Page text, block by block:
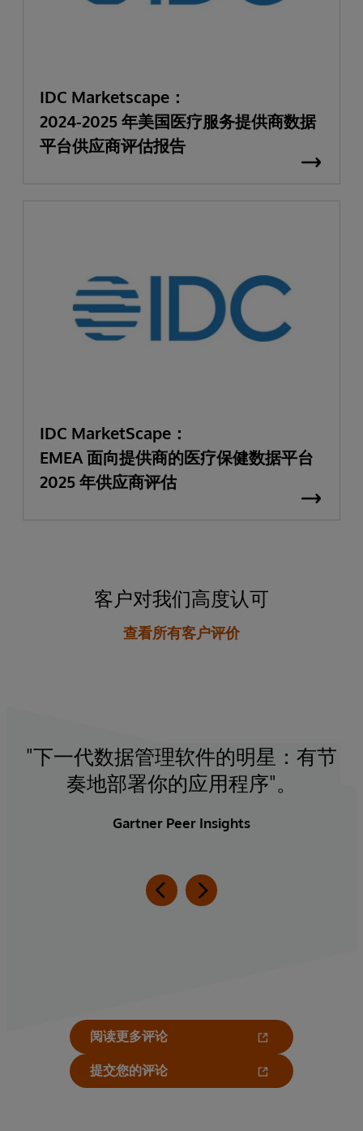
IDC Marketscape：
2024-2025 年美国医疗服务提供商数据
平台供应商评估报告
IDC MarketScape：
EMEA 面向提供商的医疗保健数据平台
2025 年供应商评估
客户对我们高度认可
查看所有客户评价
代数据管理软件的明星：有节
奏地部署你的应用程序"。
Gartner Peer Insights
"自
阅读更多评论
提交您的评论